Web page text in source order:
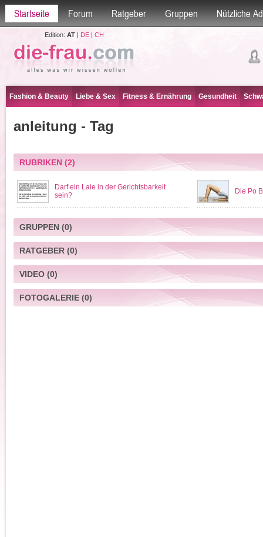
Startseite Forum Ratgeber Gruppen Nützliche
Edition: AT| DE| CH
Fashion & Beauty Liebe & Sex Fitness & Ernährung Gesundheit
anleitung - Tag
RUBRIKEN(2)
Darf ein Laie in der Gerichtsbarkeit
sein?
Die Po
GRUPPEN(0)
RATGEBER(0)
VIDEO(0)
FOTOGALERIE(0)